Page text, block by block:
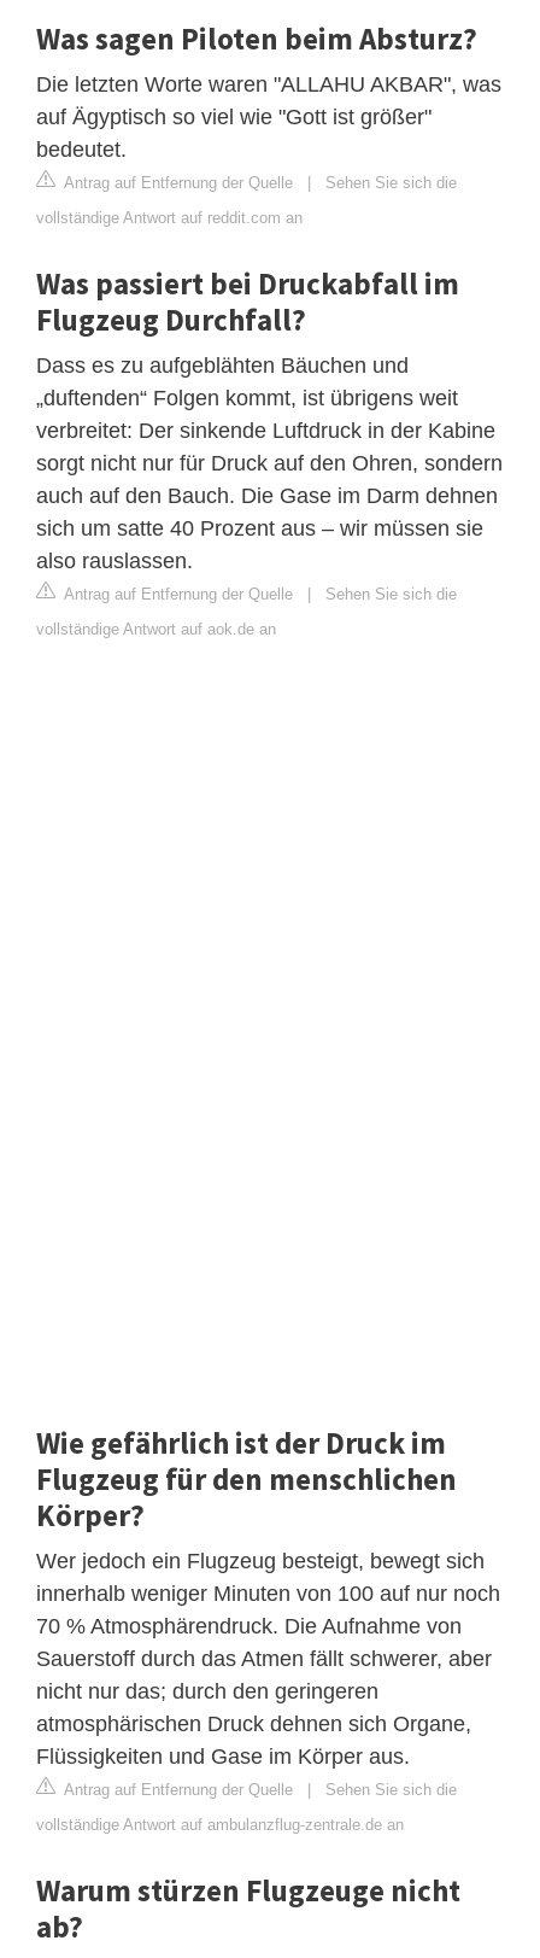
Was sagen Piloten beim Absturz?
Die letzten Worte waren "ALLAHU AKBAR", was
auf Ägyptisch so viel wie "Gott ist größer"
bedeutet.
Antrag auf Entfernung der Quelle | Sehen Sie sich die
vollständige Antwort auf reddit.com an
Was passiert bei Druckabfall im
Flugzeug Durchfall?
Dass es zu aufgeblähten Bäuchen und
„duftenden“ Folgen kommt, ist übrigens weit
verbreitet: Der sinkende Luftdruck in der Kabine
sorgt nicht nur für Druck auf den Ohren, sondern
auch auf den Bauch. Die Gase im Darm dehnen
sich um satte 40 Prozent aus – wir müssen sie
also rauslassen.
Antrag auf Entfernung der Quelle | Sehen Sie sich die
vollständige Antwort auf aok.de an
Wie gefährlich ist der Druck im
Flugzeug für den menschlichen
Körper?
Wer jedoch ein Flugzeug besteigt, bewegt sich
innerhalb weniger Minuten von 100 auf nur noch
70 % Atmosphärendruck. Die Aufnahme von
Sauerstoff durch das Atmen fällt schwerer, aber
nicht nur das; durch den geringeren
atmosphärischen Druck dehnen sich Organe,
Flüssigkeiten und Gase im Körper aus.
Antrag auf Entfernung der Quelle | Sehen Sie sich die
vollständige Antwort auf ambulanzflug-zentrale.de an
Warum stürzen Flugzeuge nicht
ab?